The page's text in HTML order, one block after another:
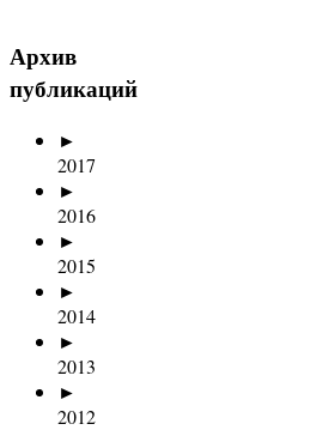
Архив
публикаций
►
2017
►
2016
►
2015
►
2014
►
2013
►
2012